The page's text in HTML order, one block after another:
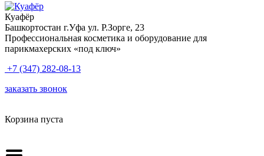
Куафёр
Башкортостан г.Уфа ул. Р.Зорге, 23
Профессиональная косметика и оборудование для
парикмахерских «под ключ»
+7 (347) 282-08-13
заказать звонок
Корзина пуста